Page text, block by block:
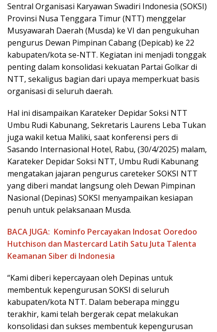
Sentral Organisasi Karyawan Swadiri Indonesia (SOKSI)
Provinsi Nusa Tenggara Timur (NTT) menggelar
Musyawarah Daerah (Musda) ke VI dan pengukuhan
pengurus Dewan Pimpinan Cabang (Depicab) ke 22
kabupaten/kota se-NTT. Kegiatan ini menjadi tonggak
penting dalam konsolidasi kekuatan Partai Golkar di
NTT, sekaligus bagian dari upaya memperkuat basis
organisasi di seluruh daerah.
Hal ini disampaikan Karateker Depidar Soksi NTT
Umbu Rudi Kabunang, Sekretaris Laurens Leba Tukan
juga wakil ketua Maliki, saat konferensi pers di
Sasando Internasional Hotel, Rabu, (30/4/2025) malam,
Karateker Depidar Soksi NTT, Umbu Rudi Kabunang
mengatakan jajaran pengurus careteker SOKSI NTT
yang diberi mandat langsung oleh Dewan Pimpinan
Nasional (Depinas) SOKSI menyampaikan kesiapan
penuh untuk pelaksanaan Musda.
BACA JUGA: Kominfo Percayakan Indosat Ooredoo
Hutchison dan Mastercard Latih Satu Juta Talenta
Keamanan Siber di Indonesia
“Kami diberi kepercayaan oleh Depinas untuk
membentuk kepengurusan SOKSI di seluruh
kabupaten/kota NTT. Dalam beberapa minggu
terakhir, kami telah bergerak cepat melakukan
konsolidasi dan sukses membentuk kepengurusan